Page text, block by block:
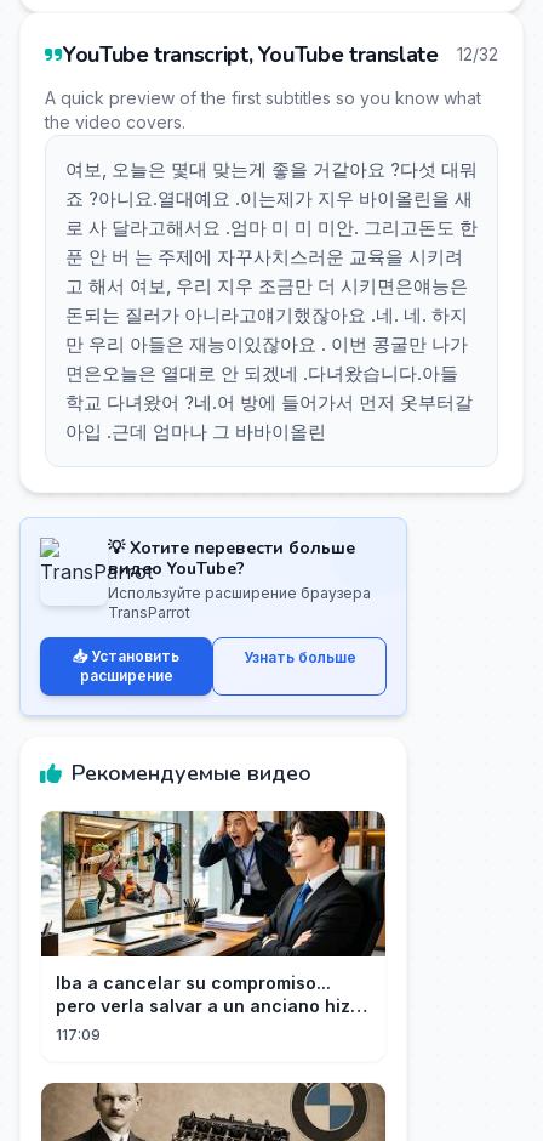
YouTube transcript, YouTube translate 12/32
A quick preview of the first subtitles so you know what
the video covers.
여보, 오늘은 몇대 맞는게 좋을 거같아요 ?다섯 대뭐
죠 ?아니요.열대예요 .이는제가 지우 바이올린을 새
로 사 달라고해서요 .엄마 미 미 미안. 그리고돈도 한
푼 안 버 는 주제에 자꾸사치스러운 교육을 시키려
고 해서 여보, 우리 지우 조금만 더 시키면은얘능은
돈되는 질러가 아니라고얘기했잖아요 .네. 네. 하지
만 우리 아들은 재능이있잖아요 . 이번 콩굴만 나가
면은오늘은 열대로 안 되겠네 .다녀왔습니다.아들
학교 다녀왔어 ?네.어 방에 들어가서 먼저 옷부터갈
아입 .근데 엄마나 그 바바이올린
💡 Хотите перевести больше
видео YouTube?
Используйте расширение браузера
TransParrot
📥 Установить
расширение
Узнать больше
Рекомендуемые видео
Iba a cancelar su compromiso...
pero verla salvar a un anciano hizo
que el CEO se enamorara
117:09